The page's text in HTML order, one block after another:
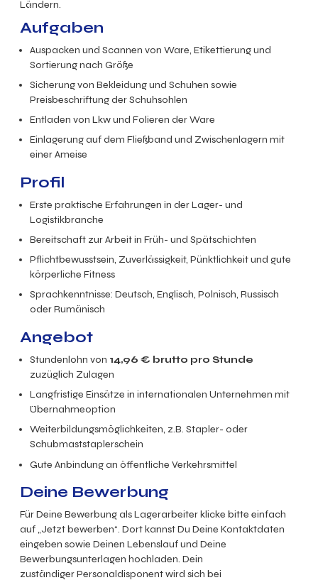
Ländern.
Aufgaben
Auspacken und Scannen von Ware, Etikettierung und
Sortierung nach Größe
Sicherung von Bekleidung und Schuhen sowie
Preisbeschriftung der Schuhsohlen
Entladen von Lkw und Folieren der Ware
Einlagerung auf dem Fließband und Zwischenlagern mit
einer Ameise
Profil
Erste praktische Erfahrungen in der Lager- und
Logistikbranche
Bereitschaft zur Arbeit in Früh- und Spätschichten
Pflichtbewusstsein, Zuverlässigkeit, Pünktlichkeit und gute
körperliche Fitness
Sprachkenntnisse: Deutsch, Englisch, Polnisch, Russisch
oder Rumänisch
Angebot
Stundenlohn von 14,96 € brutto pro Stunde
zuzüglich Zulagen
Langfristige Einsätze in internationalen Unternehmen mit
Übernahmeoption
Weiterbildungsmöglichkeiten, z.B. Stapler- oder
Schubmaststaplerschein
Gute Anbindung an öffentliche Verkehrsmittel
Deine Bewerbung
Für Deine Bewerbung als Lagerarbeiter klicke bitte einfach
auf „Jetzt bewerben“. Dort kannst Du Deine Kontaktdaten
eingeben sowie Deinen Lebenslauf und Deine
Bewerbungsunterlagen hochladen. Dein
zuständiger Personaldisponent wird sich bei